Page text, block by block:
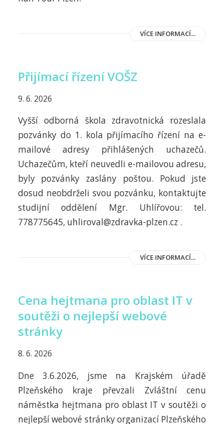
VÍCE INFORMACÍ...
Přijímací řízení VOŠZ
9. 6. 2026
Vyšší odborná škola zdravotnická rozeslala
pozvánky do 1. kola přijímacího řízení na e-
mailové adresy přihlášených uchazečů.
Uchazečům, kteří neuvedli e-mailovou adresu,
byly pozvánky zaslány poštou. Pokud jste
dosud neobdrželi svou pozvánku, kontaktujte
studijní oddělení Mgr. Uhlířovou: tel.
778775645, uhliroval@zdravka-plzen.cz .
VÍCE INFORMACÍ...
Cena hejtmana pro oblast IT v
soutěži o nejlepší webové
stránky
8. 6. 2026
Dne 3.6.2026, jsme na Krajském úřadě
Plzeňského kraje převzali Zvláštní cenu
náměstka hejtmana pro oblast IT v soutěži o
nejlepší webové stránky organizací Plzeňského